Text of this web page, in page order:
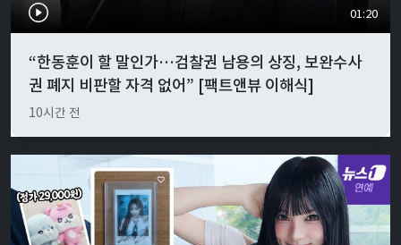
01:20
“한동훈이 할 말인가…검찰권 남용의 상징, 보완수사
권 폐지 비판할 자격 없어” [팩트앤뷰 이해식]
10시간 전